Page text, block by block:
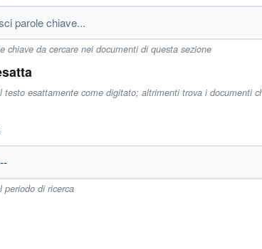
chiave da cercare nei documenti di questa sezione
testo esattamente come digitato; altrimenti trova i documenti
periodo di ricerca